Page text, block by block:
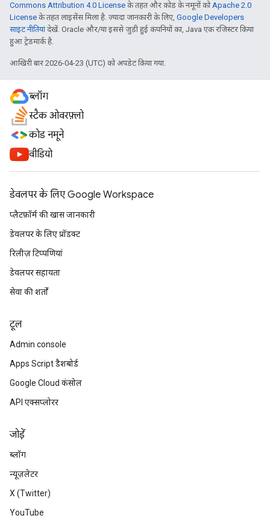
Commons Attribution 4.0 License के तहत और कोड के नमूनों कोApache 2.0
License के तहत लाइसेंस मिला है. ज़्यादा जानकारी के लिए, Google Developers
साइट नीतियांदेखें. Oracle और/या इससे जुड़ी हुई कंपनियों का, Java एक रजिस्टर किया
हुआ ट्रेडमार्क है.
आखिरी बार 2026-04-23 (UTC) को अपडेट किया गया.
ब्लॉग
स्टैक ओवरफ़्लो
कोड नमूने
वीडियो
डेवलपर के लिए Google Workspace
प्लैटफ़ॉर्म की खास जानकारी
डेवलपर के लिए प्रॉडक्ट
रिलीज़ टिप्पणियां
डेवलपर सहायता
सेवा की शर्तों
टूल
Admin console
Apps Script डैशबोर्ड
Google Cloud कंसोल
API एक्सप्लोरर
जोड़ें
ब्लॉग
न्यूज़लेटर
X (Twitter)
YouTube